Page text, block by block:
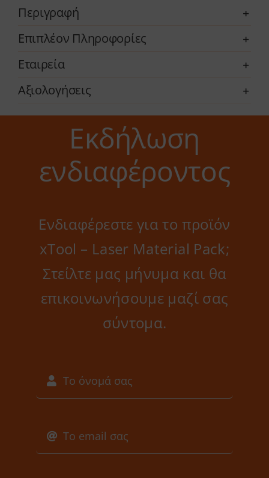
Περιγραφή
Επιπλέον Πληροφορίες
Εταιρεία
Αξιολογήσεις
Εκδήλωση
ενδιαφέροντος
Ενδιαφέρεστε για το προϊόν
xTool – Laser Material Pack;
Στείλτε μας μήνυμα και θα
επικοινωνήσουμε μαζί σας
σύντομα.